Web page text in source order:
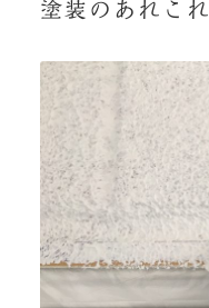
塗装のあれこれ